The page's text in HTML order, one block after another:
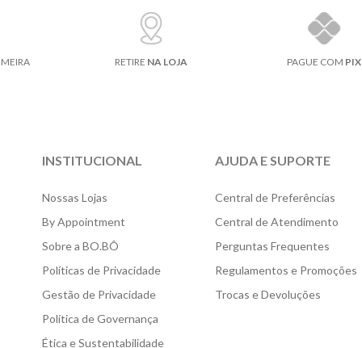
RETIRE NA LOJA PAGUE COM PIX
INSTITUCIONAL
Nossas Lojas
By Appointment
Sobre a BO.BÔ
Políticas de Privacidade
Gestão de Privacidade
Política de Governança
Ética e Sustentabilidade
AJUDA E SUPORTE
Central de Preferências
Central de Atendimento
Perguntas Frequentes
Regulamentos e Promoções
Trocas e Devoluções